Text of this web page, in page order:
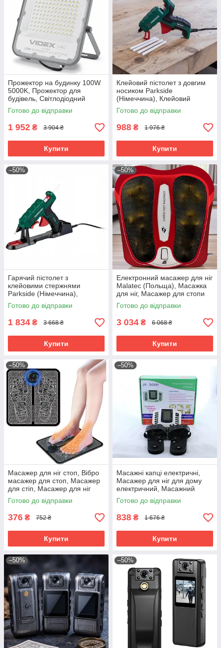
Прожектор на будинку 100W
5000K, Прожектор для
будівель, Світлодіодний
прожектор вуличного
освітлення, Вуличний лед
Готово до відправки
1 952 ₴ 3 904 ₴
Купити
Клейовий пістолет з довгим
носиком Parkside
(Німеччина), Клейовий
пістолет для клею, Клейовий
пістолет маленький, RYH
Готово до відправки
988 ₴ 1 976 ₴
Купити
–50%
Гарячий пістолет з
клейовими стержнями
Parkside (Німеччина),
Пістолет термоклей, Пістолет
для термоклею, RYH
Готово до відправки
1 834 ₴ 3 668 ₴
Купити
–50%
Електронний масажер для ніг
Malatec (Польща), Масажка
для ніг, Масажер для стопи
ніг, Масажер для м'язів ніг
електричний, RYH
Готово до відправки
3 034 ₴ 6 068 ₴
Купити
–50%
Масажер для ніг стоп, Вібро
масажер для стоп, Масажер
для стіп, Масажер для ніг
вібраційний, RYH
Готово до відправки
376 ₴ 752 ₴
Купити
–50%
Масажні капці електричні,
Масажер для ніг для дому
електричний, Масажний
апарат для ніг, RYH
Готово до відправки
838 ₴ 1 676 ₴
Купити
–50% –50%